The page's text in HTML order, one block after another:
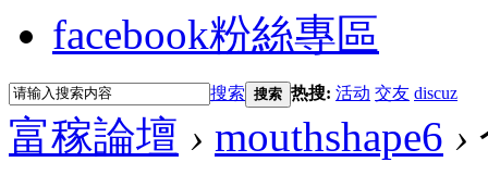
facebook粉絲專區
搜索 搜索 热搜: 活动 交友 discuz
富稼論壇 › mouthshape6 ›